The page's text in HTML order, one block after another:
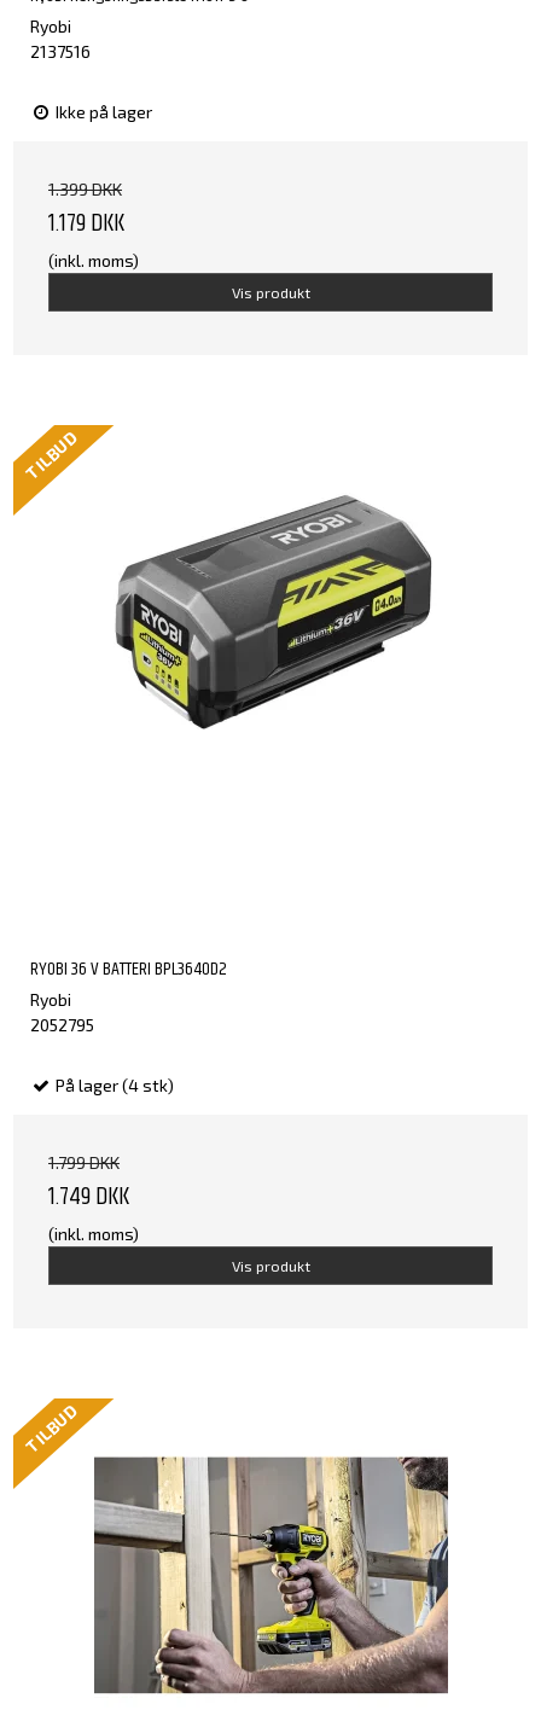
Ryobi
2137516
Ikke på lager
1.399 DKK
1.179 DKK
(inkl. moms)
Vis produkt
TILBUD
RYOBI 36 V BATTERI BPL3640D2
Ryobi
2052795
På lager (4 stk)
1.799 DKK
1.749 DKK
(inkl. moms)
Vis produkt
TILBUD